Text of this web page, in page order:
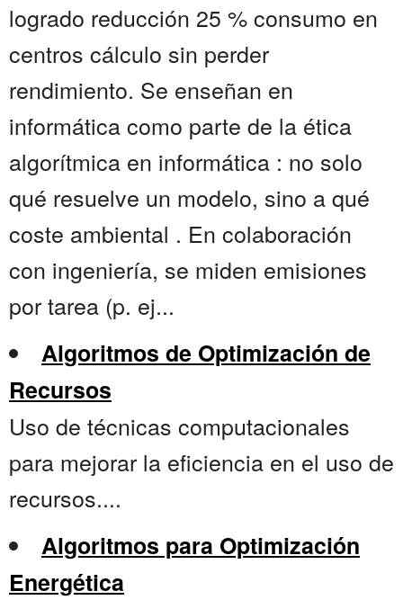
logrado reducción 25 % consumo en
centros cálculo sin perder
rendimiento. Se enseñan en
informática como parte de la ética
algorítmica en informática : no solo
qué resuelve un modelo, sino a qué
coste ambiental . En colaboración
con ingeniería, se miden emisiones
por tarea (p. ej...
Algoritmos de Optimización de
Recursos
Uso de técnicas computacionales
para mejorar la eficiencia en el uso de
recursos....
Algoritmos para Optimización
Energética